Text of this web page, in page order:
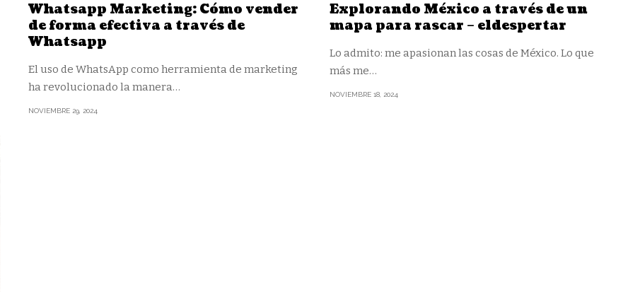
Whatsapp Marketing: Cómo vender
de forma efectiva a través de
Whatsapp
El uso de WhatsApp como herramienta de marketing
ha revolucionado la manera…
NOVIEMBRE 29, 2024
Explorando México a través de un
mapa para rascar – eldespertar
Lo admito: me apasionan las cosas de México. Lo que
más me…
NOVIEMBRE 18, 2024